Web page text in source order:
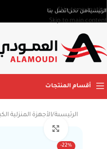
Skip to navigation
Skip to main content
الرئيسيةمن نحناتصل بنا
أقسام المنتجات
الرئيسية/الأجهزة المنزلية
-22%